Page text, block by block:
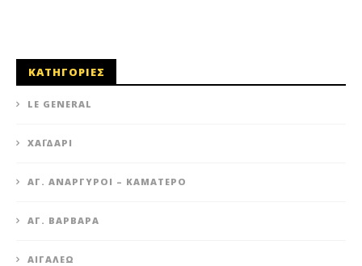
ΚΑΤΗΓΟΡΙΕΣ
LE GENERAL
XΑΪΔΆΡΙ
ΆΓ. ΑΝΆΡΓΥΡΟΙ – KΑΜΑΤΕΡΌ
ΑΓ. ΒΑΡΒΆΡΑ
ΑΙΓΆΛΕΩ